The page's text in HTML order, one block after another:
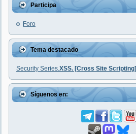
Participa
Foro
Tema destacado
Security Series.XSS. [Cross Site Scripting]
Síguenos en: